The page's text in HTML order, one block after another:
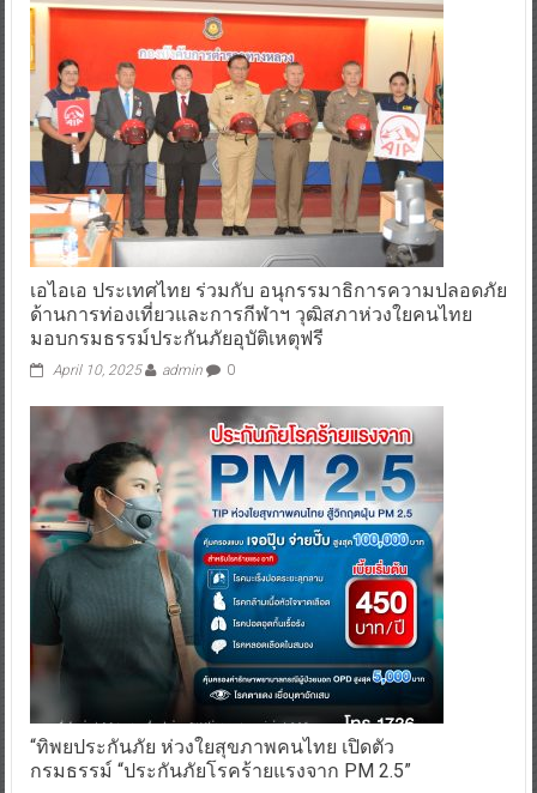
เอไอเอ ประเทศไทย ร่วมกับ อนุกรรมาธิการความปลอดภัย
ด้านการท่องเที่ยวและการกีฬาฯ วุฒิสภาห่วงใยคนไทย
มอบกรมธรรม์ประกันภัยอุบัติเหตุฟรี
April 10, 2025 admin 0
“ทิพยประกันภัย ห่วงใยสุขภาพคนไทย เปิดตัว
กรมธรรม์ “ประกันภัยโรคร้ายแรงจาก PM 2.5”